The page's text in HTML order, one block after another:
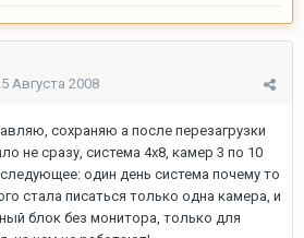
Августа 2008
сохраняю а после перезагрузки
не сразу, система 4х8, камер 3 по 10
один день система почему то
стала писаться только одна камера, и
блок без монитора, только для